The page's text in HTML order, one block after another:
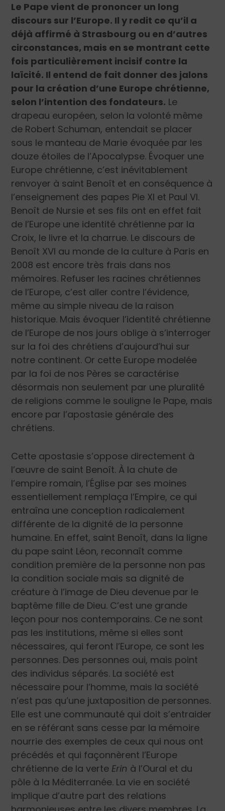
Le Pape vient de prononcer un long
discours sur l’Europe. Il y redit ce qu’il a
déjà affirmé à Strasbourg ou en d’autres
circonstances, mais en se montrant cette
fois particulièrement incisif contre la
laïcité. Il entend de fait donner des jalons
pour la création d’une Europe chrétienne,
selon l’intention des fondateurs. Le
drapeau européen, selon la volonté même
de Robert Schuman, entendait se placer
sous le manteau de Marie évoquée par les
douze étoiles de l’Apocalypse. Évoquer une
Europe chrétienne, c’est inévitablement
renvoyer à saint Benoît et en conséquence à
l’enseignement des papes Pie XI et Paul VI.
Benoît de Nursie et ses fils ont en effet fait
de l’Europe une identité chrétienne par la
Croix, le livre et la charrue. Le discours de
Benoît XVI au monde de la culture à Paris en
2008 est encore très frais dans nos
mémoires. Refuser les racines chrétiennes
de l’Europe, c’est aller contre l’évidence,
même au simple niveau de la raison
historique. Mais évoquer l’identité chrétienne
de l’Europe de nos jours oblige à s’interroger
sur la foi des chrétiens d’aujourd’hui sur
notre continent. Or cette Europe modelée
par la foi de nos Pères se caractérise
désormais non seulement par une pluralité
de religions comme le souligne le Pape, mais
encore par l’apostasie générale des
chrétiens.
Cette apostasie s’oppose directement à
l’œuvre de saint Benoît. À la chute de
l’empire romain, l’Église par ses moines
essentiellement remplaça l’Empire, ce qui
entraîna une conception radicalement
différente de la dignité de la personne
humaine. En effet, saint Benoît, dans la ligne
du pape saint Léon, reconnaît comme
condition première de la personne non pas
la condition sociale mais sa dignité de
créature à l’image de Dieu devenue par le
baptême fille de Dieu. C’est une grande
leçon pour nos contemporains. Ce ne sont
pas les institutions, même si elles sont
nécessaires, qui feront l’Europe, ce sont les
personnes. Des personnes oui, mais point
des individus séparés. La société est
nécessaire pour l’homme, mais la société
n’est pas qu’une juxtaposition de personnes.
Elle est une communauté qui doit s’entraider
en se référant sans cesse par la mémoire
nourrie des exemples de ceux qui nous ont
précédés et qui façonnèrent l’Europe
chrétienne de la verte Erin à l’Oural et du
pôle à la Méditerranée. La vie en société
implique d’autre part des relations